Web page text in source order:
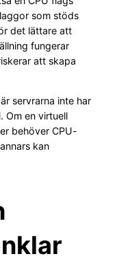
som stöds
det lättare att
fungerar
att skapa
servrarna inte har
Om en virtuell
behöver CPU-
kan